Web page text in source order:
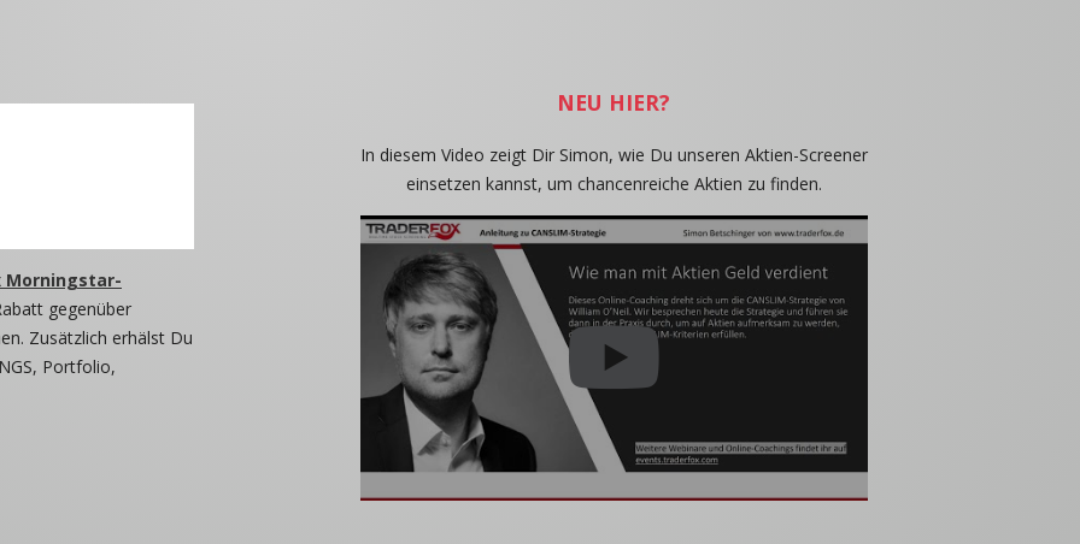
Morningstar-
gegenüber
Zusätzlich erhälst Du
Portfolio,
NEU HIER?
In diesem Video zeigt Dir Simon, wie Du unseren Aktien-Screener
einsetzen kannst, um chancenreiche Aktien zu finden.